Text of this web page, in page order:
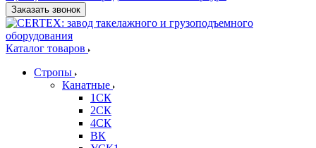
Заказать звонок
Каталог товаров
Стропы
Канатные
1СК
2СК
4СК
ВК